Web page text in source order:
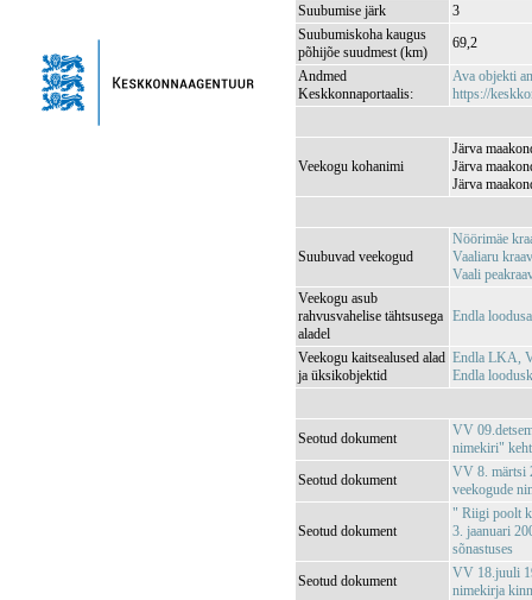
Suubumise järk
3
Suubumiskoha kaugus
põhijõe suudmest (km)
69,2
Andmed
Keskkonnaportaalis:
Ava objekti
https://
Veekogu kohanimi
Järva
Järva
Järva
Suubuvad veekogud
Nöörimäe
Vaaliaru
Vaali
Veekogu asub
rahvusvahelise tähtsusega
aladel
Endla
Veekogu kaitsealused alad
ja üksikobjektid
Endla LKA,
Endla
Seotud dokument
VV
nimekiri"
Seotud dokument
VV 8. märtsi
veekogude
Seotud dokument
" Riigi poolt
3. jaanuari
sõnastuses
Seotud dokument
VV 18.juuli
nimekirja